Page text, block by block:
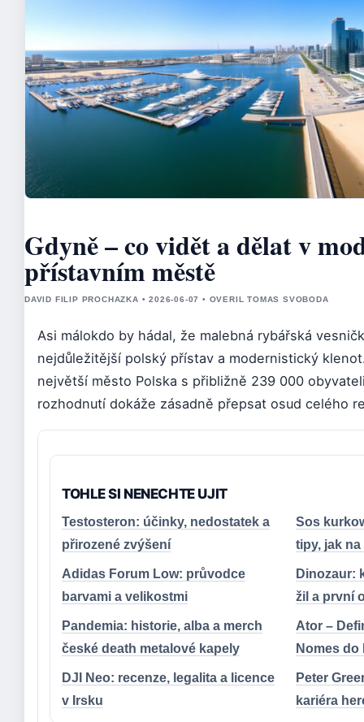
Gdyně – co vidět a dělat v
přístavním městě
DAVID FILIP PROCHAZKA • 2026-06-07 • OVERIL TOMAS SVOBODA
Asi málokdo by hádal, že malebná rybářská
nejdůležitější polský přístav a modernistický
největší město Polska s přibližně 239 000
rozhodnutí dokáže zásadně přepsat osud celého
TOHLE SI NENECHTE UJIT
Testosteron: účinky, nedostatek a
přirozené zvýšení
Sos
tipy, jak
Adidas Forum Low: průvodce
barvami a velikostmi
Dinozaur:
žil a první
Pandemia: historie, alba a merch
české death metalové kapely
Ator –
Nomes do
DJI Neo: recenze, legalita a licence
v Irsku
Peter
kariéra